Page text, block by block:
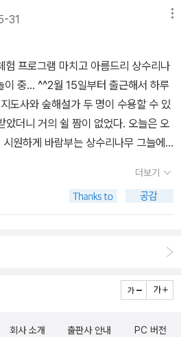
더, 역시 책을 읽어줄 땐 눈높이가 중
같이 둘러 앉아 읽어주는 게 좋을 듯...
거나 비가 오고 바람이 심할 땐, 광산
북카페나 전망대에서 책읽고 놀 수 있
어 좋았다!!
31
프로그램 마치고 아름드리 상수리나
이 중... ^^2월 15일부터 출근해서 하루
숲해설가 두 명이 수용할 수 있
거의 쉴 짬이 없었다. 오늘은 오
원하게 바람부는 상수리나무 그늘에
더보기
회사 소개 출판사 안내 PC 버전